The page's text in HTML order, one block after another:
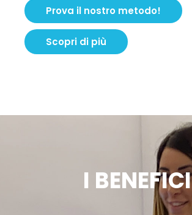
Prova il nostro metodo!
Scopri di più
I BENEFICI